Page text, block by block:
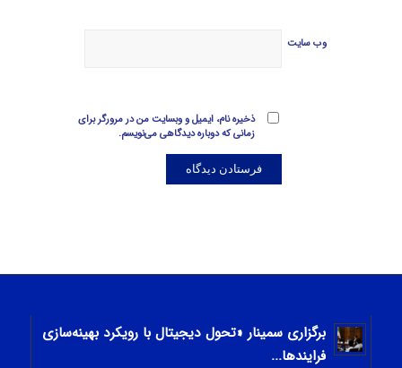
وب‌ سایت
ذخیره نام، ایمیل و وبسایت من در مرورگر برای
زمانی که دوباره دیدگاهی می‌نویسم.
برگزاری سمینار «تحول دیجیتال با رویکرد بهینه‌سازی
فرایندها...